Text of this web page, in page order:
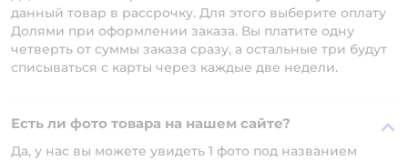
данный товар в рассрочку. Для этого выберите оплату
Долями при оформлении заказа. Вы платите одну
четверть от суммы заказа сразу, а остальные три будут
списываться с карты через каждые две недели.
Есть ли фото товара на нашем сайте?
Да, у нас вы можете увидеть 1 фото под названием